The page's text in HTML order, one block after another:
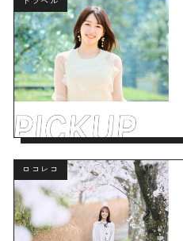
ロコレコ